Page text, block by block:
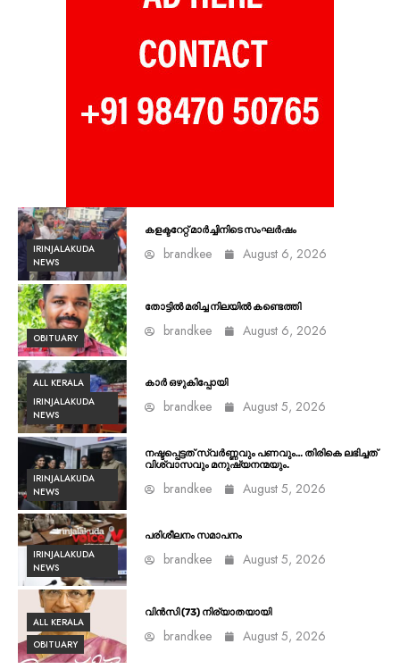
IRINJALAKUDA
NEWS
കളക്ടറേറ്റ് മാർച്ചിനിടെ സംഘർഷം
brandkee August 6, 2026
OBITUARY
തോട്ടിൽ മരിച്ച നിലയിൽ കണ്ടെത്തി
brandkee August 6, 2026
ALL KERALA
IRINJALAKUDA
NEWS
കാർ ഒഴുകിപ്പോയി
brandkee August 5, 2026
IRINJALAKUDA
NEWS
നഷ്ടപ്പെട്ടത് സ്വർണ്ണവും പണവും… തിരികെ ലഭിച്ചത്
വിശ്വാസവും മനുഷ്യനന്മയും.
brandkee August 5, 2026
IRINJALAKUDA
NEWS
പരിശീലനം സമാപനം
brandkee August 5, 2026
ALL KERALA
OBITUARY
വിൻസി (73) നിര്യാതയായി
brandkee August 5, 2026